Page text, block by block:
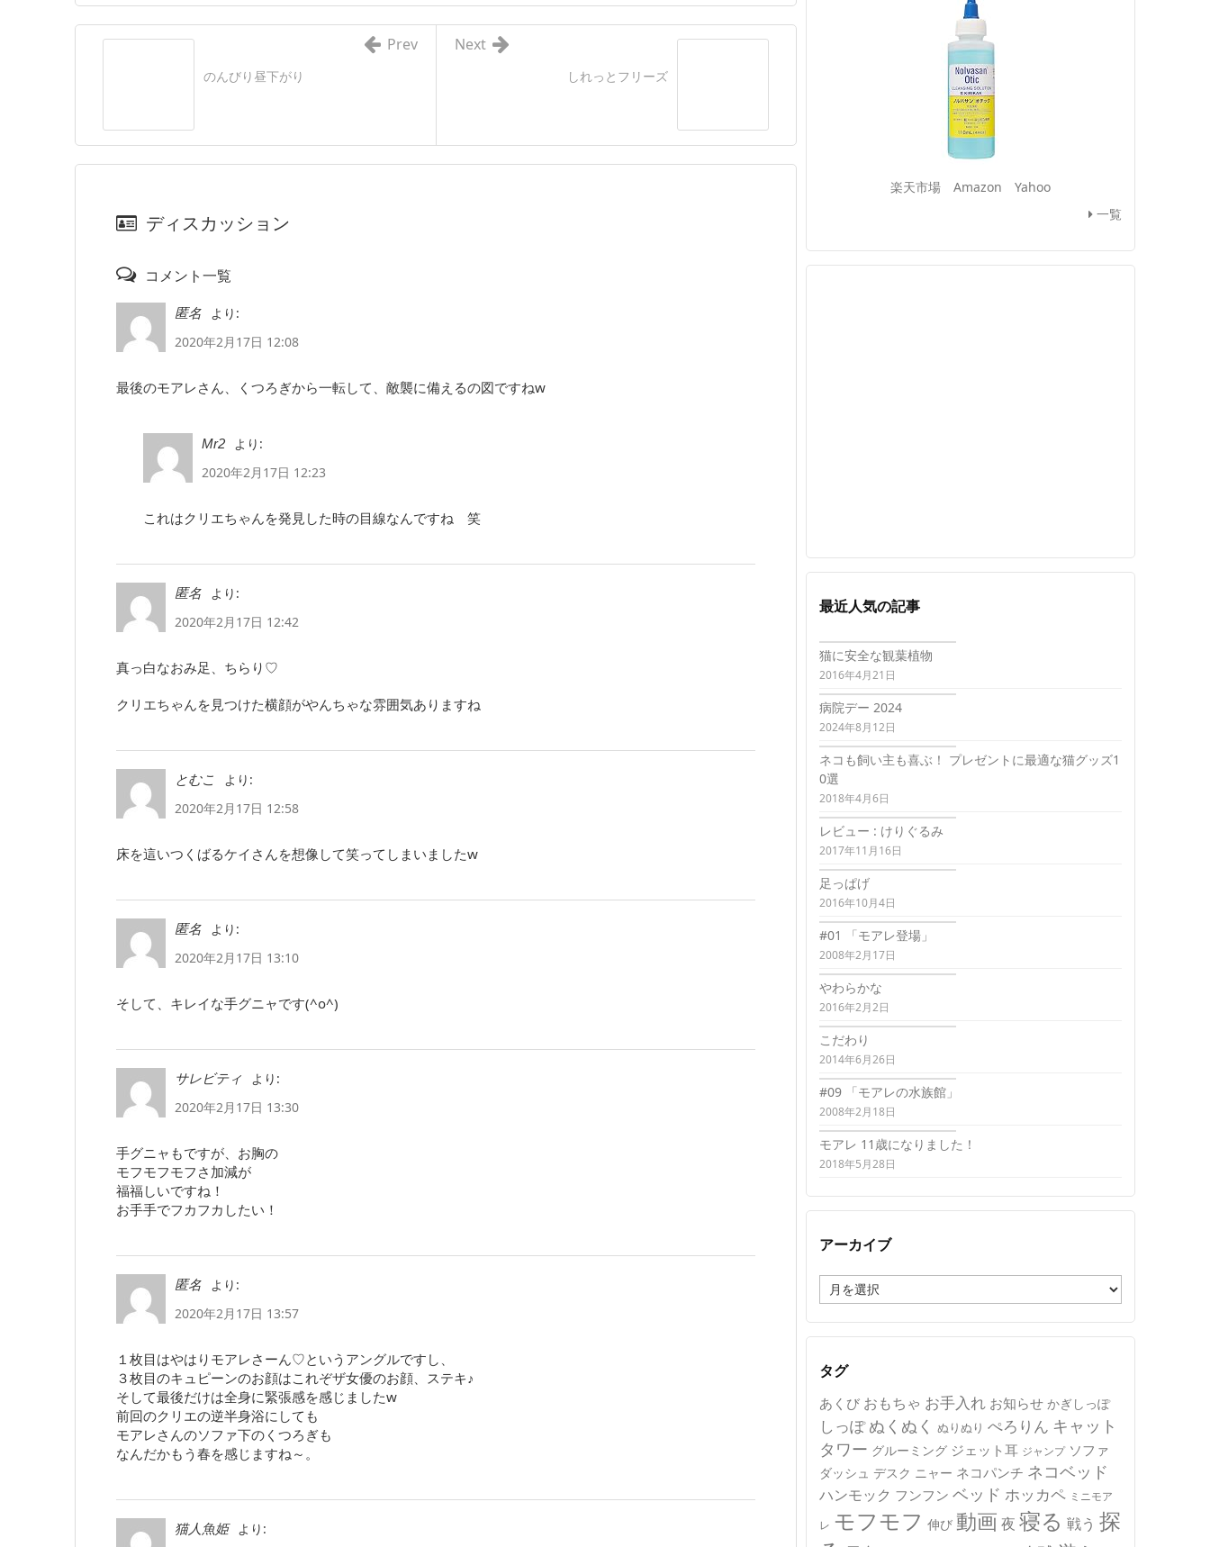
しれっとフリーズ
Next
のんびり昼下がり
Prev
ディスカッション
コメント一覧
匿名
より:
2020年2月17日 12:08
最後のモアレさん、くつろぎから一転して、敵襲に備えるの図ですねw
Mr2
より:
2020年2月17日 12:23
これはクリエちゃんを発見した時の目線なんですね 笑
匿名
より:
2020年2月17日 12:42
真っ白なおみ足、ちらり♡
クリエちゃんを見つけた横顔がやんちゃな雰囲気ありますね
とむこ
より:
2020年2月17日 12:58
床を這いつくばるケイさんを想像して笑ってしまいましたw
匿名
より:
2020年2月17日 13:10
そして、キレイな手グニャです(^o^)
サレビティ
より:
2020年2月17日 13:30
手グニャもですが、お胸の
モフモフモフさ加減が
福福しいですね！
お手手でフカフカしたい！
匿名
より:
2020年2月17日 13:57
１枚目はやはりモアレさーん♡というアングルですし、
３枚目のキュピーンのお顔はこれぞザ女優のお顔、ステキ♪
そして最後だけは全身に緊張感を感じましたw
前回のクリエの逆半身浴にしても
モアレさんのソファ下のくつろぎも
なんだかもう春を感じますね～。
猫人魚姫 より:
楽天市場 Amazon
Yahoo
一覧
最近人気の記事
猫に安全な観葉植物
2016年4月21日
病院デー 2024
2024年8月12日
ネコも飼い主も喜ぶ！ プレゼントに最適な猫グッズ1
0選
2018年4月6日
レビュー : けりぐるみ
2017年11月16日
足っぱげ
2016年10月4日
#01 「モアレ登場」
2008年2月17日
やわらかな
2016年2月2日
こだわり
2014年6月26日
#09 「モアレの水族館」
2008年2月18日
モアレ 11歳になりました！
2018年5月28日
アーカイブ
ー
カ
イ
タグ
あくび おもちゃ お手入れ お知らせ かぎしっぽ
しっぽ ぬくぬく ぬりぬり ぺろりん キャット
タワー グルーミング ジェット耳 ジャンプ ソファ
ダッシュ デスク ニャー ネコパンチ ネコベッド
ハンモック フンフン ベッド ホッカペ ミニモア
レ モフモフ 伸び 動画 夜 寝る 戦う 探